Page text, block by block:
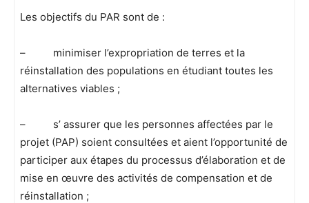
Les objectifs du PAR sont de :
– minimiser l’expropriation de terres et la
réinstallation des populations en étudiant toutes les
alternatives viables ;
– s’ assurer que les personnes affectées par le
projet (PAP) soient consultées et aient l’opportunité de
participer aux étapes du processus d’élaboration et de
mise en œuvre des activités de compensation et de
réinstallation ;